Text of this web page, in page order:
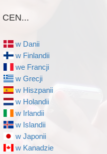
CEN...
w Danii
w Finlandii
we Francji
w Grecji
w Hiszpanii
w Holandii
w Irlandii
w Islandii
w Japonii
w Kanadzie